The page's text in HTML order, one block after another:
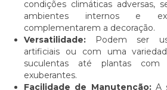
condições climáticas adversas,
ambientes internos e
complementarem a decoração.
Versatilidade: Podem ser
artificiais ou com uma
suculentas até plantas
exuberantes.
Facilidade de Manutenção:A